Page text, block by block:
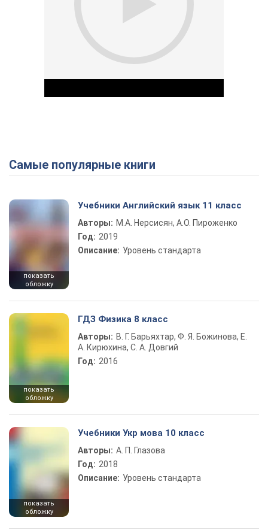
Play Video
Самые популярные книги
показать
обложку
Учебники Английский язык 11 класс
Авторы: М.А. Нерсисян, А.О. Пироженко
Год: 2019
Описание: Уровень стандарта
показать
обложку
ГДЗ Физика 8 класс
Авторы: В. Г. Барьяхтар, Ф. Я. Божинова, Е.
А. Кирюхина, С. А. Довгий
Год: 2016
показать
обложку
Учебники Укр мова 10 класс
Авторы: А. П. Глазова
Год: 2018
Описание: Уровень стандарта